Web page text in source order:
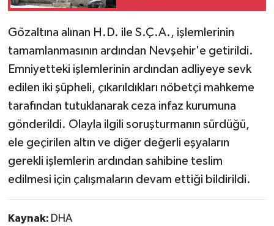
Gözaltına alınan H.D. ile S.Ç.A., işlemlerinin
tamamlanmasının ardından Nevşehir'e getirildi.
Emniyetteki işlemlerinin ardından adliyeye sevk
edilen iki şüpheli, çıkarıldıkları nöbetçi mahkeme
tarafından tutuklanarak ceza infaz kurumuna
gönderildi. Olayla ilgili soruşturmanın sürdüğü,
ele geçirilen altın ve diğer değerli eşyaların
gerekli işlemlerin ardından sahibine teslim
edilmesi için çalışmaların devam ettiği bildirildi.
Kaynak: DHA